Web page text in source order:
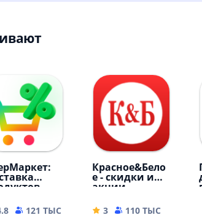
121 ТЫС
151.87 MB
Красное&Бело
е - скидки и
акции
3 110 ТЫС